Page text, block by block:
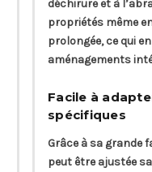
déchirure et à
propriétés même
prolongée, ce qui
aménagements
Facile à
spécifiques
Grâce à sa grande
peut être ajustée